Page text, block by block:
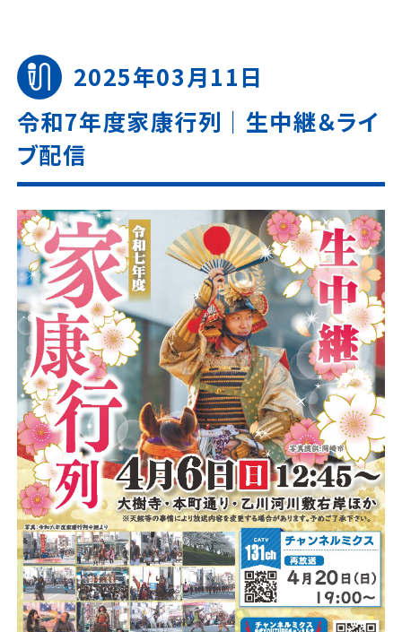
2025年03月11日
令和7年度家康行列｜生中継＆ライ
ブ配信